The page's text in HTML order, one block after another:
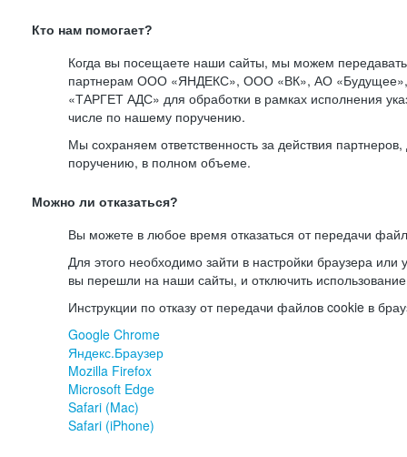
Кто нам помогает?
Когда вы посещаете наши сайты, мы можем
партнерам ООО «ЯНДЕКС», ООО «ВК», АО
«ТАРГЕТ АДС» для обработки в рамках исполнения
числе по нашему поручению.
Мы сохраняем ответственность за действия
поручению, в полном объеме.
Можно ли отказаться?
Вы можете в любое время отказаться от передачи
Для этого необходимо зайти в настройки браузера или
вы перешли на наши сайты, и отключить
Инструкции по отказу от передачи файлов cookie в
Google Chrome
Яндекс.Браузер
Mozilla Firefox
Microsoft Edge
Safari (Mac)
Safari (iPhone)